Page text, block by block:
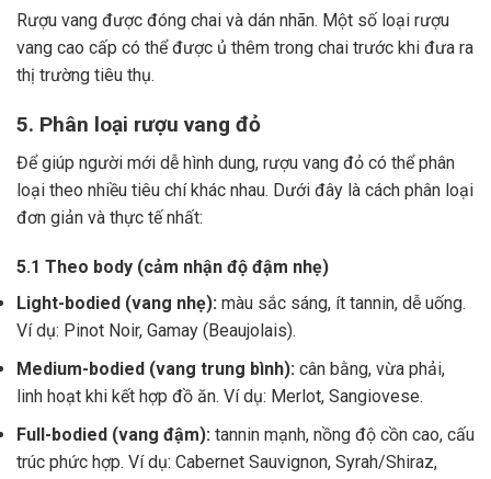
Rượu vang được đóng chai và dán nhãn. Một số loại rượu
vang cao cấp có thể được ủ thêm trong chai trước khi đưa ra
thị trường tiêu thụ.
5. Phân loại rượu vang đỏ
Để giúp người mới dễ hình dung, rượu vang đỏ có thể phân
loại theo nhiều tiêu chí khác nhau. Dưới đây là cách phân loại
đơn giản và thực tế nhất:
5.1 Theo body (cảm nhận độ đậm nhẹ)
Light-bodied (vang nhẹ): màu sắc sáng, ít tannin, dễ uống.
Ví dụ: Pinot Noir, Gamay (Beaujolais).
Medium-bodied (vang trung bình): cân bằng, vừa phải,
linh hoạt khi kết hợp đồ ăn. Ví dụ: Merlot, Sangiovese.
Full-bodied (vang đậm): tannin mạnh, nồng độ cồn cao, cấu
trúc phức hợp. Ví dụ: Cabernet Sauvignon, Syrah/Shiraz,